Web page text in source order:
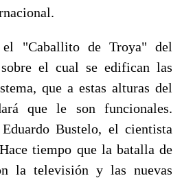
el "Caballito de Troya" del
el cual se edifican las
que a estas alturas del
que le son funcionales.
Bustelo, el cientista
tiempo que la batalla de
la televisión y las nuevas